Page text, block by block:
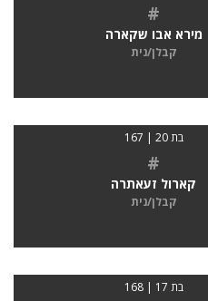
#
מירא אבו שקארה
קבלן/נית
בת 20 | 167
#
קארול זעאתרה
קבלן/נית
בת 17 | 168